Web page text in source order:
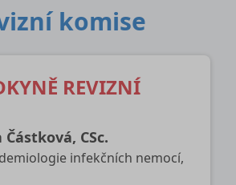
komise
REVIZNÍ
CSc.
infekčních nemocí,